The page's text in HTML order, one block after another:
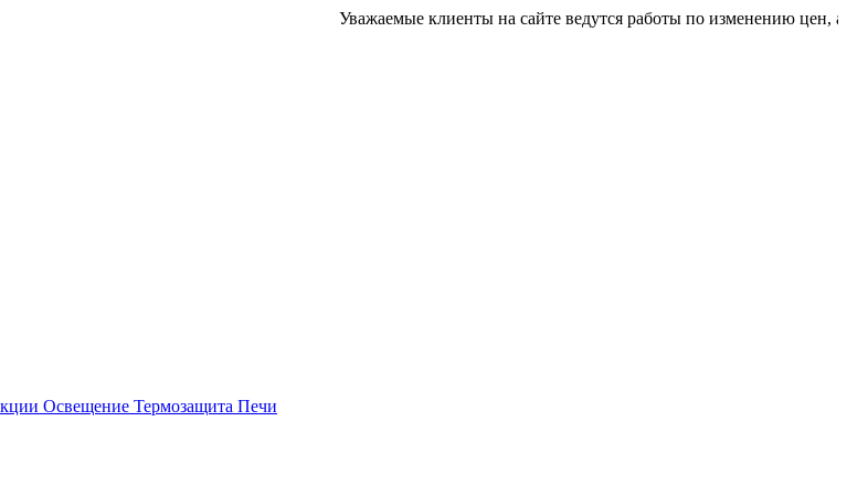
Уважаемые клиенты на сайте ведутся работы по изменению цен,
Освещение Термозащита Печи